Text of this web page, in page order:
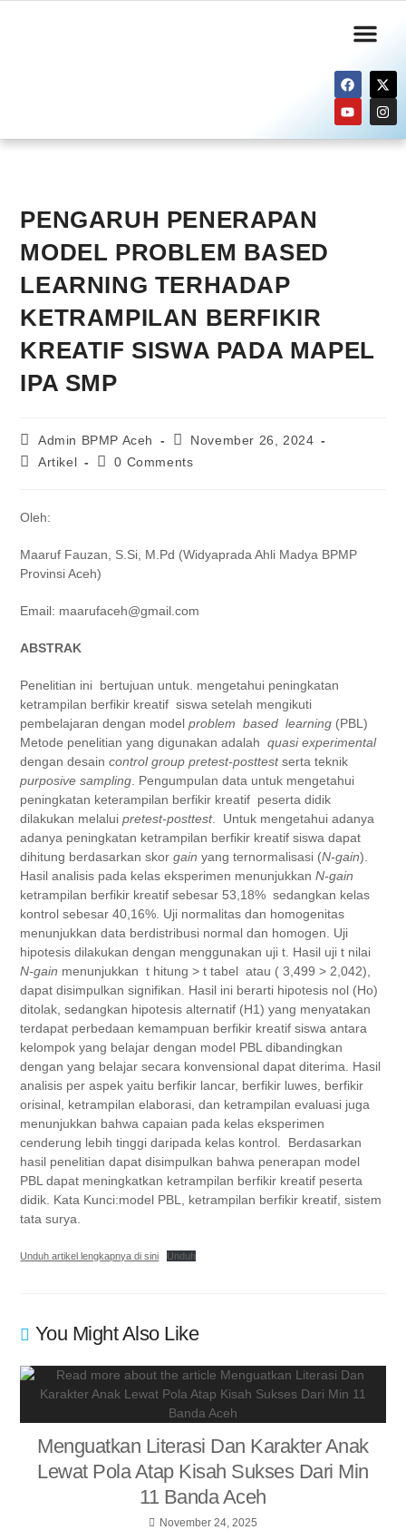
PENGARUH PENERAPAN
MODEL PROBLEM BASED
LEARNING TERHADAP
KETRAMPILAN BERFIKIR
KREATIF SISWA PADA MAPEL
IPA SMP
Admin BPMP Aceh
November 26, 2024
Artikel
0 Comments
Oleh:
Maaruf Fauzan, S.Si, M.Pd (Widyaprada Ahli Madya BPMP
Provinsi Aceh)
Email: maarufaceh@gmail.com
ABSTRAK
Penelitian ini bertujuan untuk. mengetahui peningkatan
ketrampilan berfikir kreatif siswa setelah mengikuti
pembelajaran dengan modelproblem based learning (PBL)
Metode penelitian yang digunakan adalahquasi experimental
dengan desaincontrol group pretest-posttestserta teknik
purposive sampling . Pengumpulan data untuk mengetahui
peningkatan keterampilan berfikir kreatif peserta didik
dilakukan melaluipretest-posttest. Untuk mengetahui adanya
adanya peningkatan ketrampilan berfikir kreatif siswa dapat
dihitung berdasarkan skorgain yang ternormalisasi (N-gain).
Hasil analisis pada kelas eksperimen menunjukkanN-gain
ketrampilan berfikir kreatif sebesar 53,18% sedangkan kelas
kontrol sebesar 40,16%. Uji normalitas dan homogenitas
menunjukkan data berdistribusi normal dan homogen. Uji
hipotesis dilakukan dengan menggunakan uji t. Hasil uji t nilai
N-gain menunjukkan t hitung > t tabel atau ( 3,499 > 2,042),
dapat disimpulkan signifikan. Hasil ini berarti hipotesis nol (H­o)
ditolak, sedangkan hipotesis alternatif (H1) yang menyatakan
terdapat perbedaan kemampuan berfikir kreatif siswa antara
kelompok yang belajar dengan model PBL dibandingkan
dengan yang belajar secara konvensional dapat diterima. Hasil
analisis per aspek yaitu berfikir lancar, berfikir luwes, berfikir
orisinal, ketrampilan elaborasi, dan ketrampilan evaluasi juga
menunjukkan bahwa capaian pada kelas eksperimen
cenderung lebih tinggi daripada kelas kontrol. Berdasarkan
hasil penelitian dapat disimpulkan bahwa penerapan model
PBL dapat meningkatkan ketrampilan berfikir kreatif peserta
didik. Kata Kunci:model PBL, ketrampilan berfikir kreatif, sistem
tata surya.
Unduh artikel lengkapnya di sini Unduh
You Might Also Like
Menguatkan Literasi Dan Karakter Anak
Lewat Pola Atap Kisah Sukses Dari Min
11 Banda Aceh
November 24, 2025